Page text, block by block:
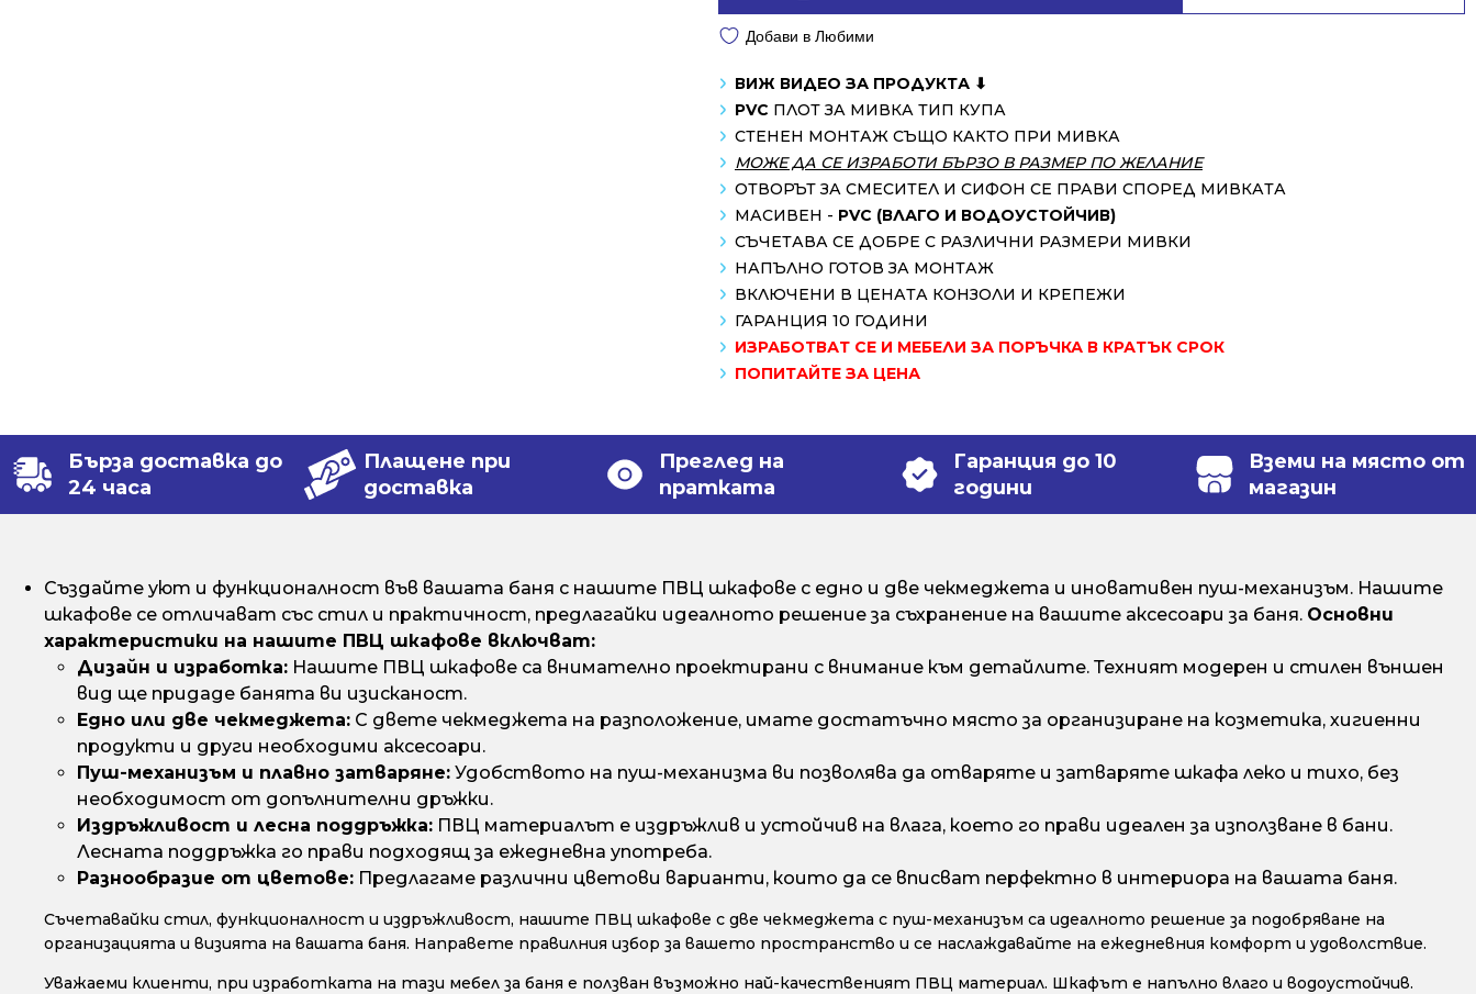
Добави в Любими
ВИЖ ВИДЕО ЗА ПРОДУКТА ⬇
PVC ПЛОТ ЗА МИВКА ТИП КУПА
СТЕНЕН МОНТАЖ СЪЩО КАКТО ПРИ МИВКА
МОЖЕ ДА СЕ ИЗРАБОТИ БЪРЗО В РАЗМЕР ПО ЖЕЛАНИЕ
ОТВОРЪТ ЗА СМЕСИТЕЛ И СИФОН СЕ ПРАВИ СПОРЕД МИВКАТА
МАСИВЕН - PVC (ВЛАГО И ВОДОУСТОЙЧИВ)
СЪЧЕТАВА СЕ ДОБРЕ С РАЗЛИЧНИ РАЗМЕРИ МИВКИ
НАПЪЛНО ГОТОВ ЗА МОНТАЖ
ВКЛЮЧЕНИ В ЦЕНАТА КОНЗОЛИ И КРЕПЕЖИ
ГАРАНЦИЯ 10 ГОДИНИ
ИЗРАБОТВАТ СЕ И МЕБЕЛИ ЗА ПОРЪЧКА В КРАТЪК СРОК
ПОПИТАЙТЕ ЗА ЦЕНА
Бърза доставка до
24 часа
Плащене при
доставка
Преглед на
пратката
Гаранция до 10
години
Вземи на място от
магазин
Създайте уют и функционалност във вашата баня с нашите ПВЦ шкафове с едно и две чекмеджета и иновативен пуш-механизъм. Нашите
шкафове се отличават със стил и практичност, предлагайки идеалното решение за съхранение на вашите аксесоари за баня. Основни
характеристики на нашите ПВЦ шкафове включват:
Дизайн и изработка: Нашите ПВЦ шкафове са внимателно проектирани с внимание към детайлите. Техният модерен и стилен външен
вид ще придаде банята ви изисканост.
Едно или две чекмеджета: С двете чекмеджета на разположение, имате достатъчно място за организиране на козметика, хигиенни
продукти и други необходими аксесоари.
Пуш-механизъм и плавно затваряне: Удобството на пуш-механизма ви позволява да отваряте и затваряте шкафа леко и тихо, без
необходимост от допълнителни дръжки.
Издръжливост и лесна поддръжка: ПВЦ материалът е издръжлив и устойчив на влага, което го прави идеален за използване в бани.
Лесната поддръжка го прави подходящ за ежедневна употреба.
Разнообразие от цветове: Предлагаме различни цветови варианти, които да се вписват перфектно в интериора на вашата баня.
Съчетавайки стил, функционалност и издръжливост, нашите ПВЦ шкафове с две чекмеджета с пуш-механизъм са идеалното решение за подобряване на
организацията и визията на вашата баня. Направете правилния избор за вашето пространство и се наслаждавайте на ежедневния комфорт и удоволствие.
Уважаеми клиенти, при изработката на тази мебел за баня е ползван възможно най-качественият ПВЦ материал. Шкафът е напълно влаго и водоустойчив.